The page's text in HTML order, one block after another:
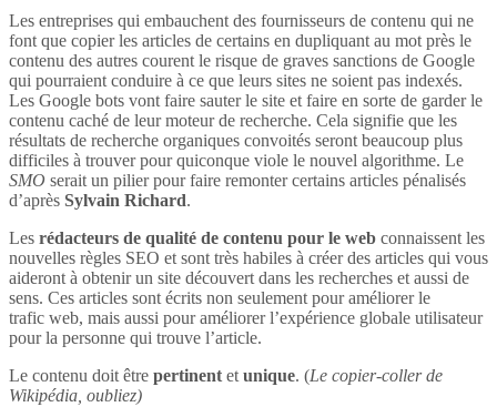
Les entreprises qui embauchent des fournisseurs de contenu qui ne
font que copier les articles de certains en dupliquant au mot près le
contenu des autres courent le risque de graves sanctions de Google
qui pourraient conduire à ce que leurs sites ne soient pas indexés.
Les Google bots vont faire sauter le site et faire en sorte de garder le
contenu caché de leur moteur de recherche. Cela signifie que les
résultats de recherche organiques convoités seront beaucoup plus
difficiles à trouver pour quiconque viole le nouvel algorithme. Le
SMO serait un pilier pour faire remonter certains articles pénalisés
d’après Sylvain Richard.
Les rédacteurs de qualité de contenu pour le web connaissent les
nouvelles règles SEO et sont très habiles à créer des articles qui vous
aideront à obtenir un site découvert dans les recherches et aussi de
sens. Ces articles sont écrits non seulement pour améliorer le
trafic web, mais aussi pour améliorer l’expérience globale utilisateur
pour la personne qui trouve l’article.
Le contenu doit être pertinent et unique. (Le copier-coller de
Wikipédia, oubliez)